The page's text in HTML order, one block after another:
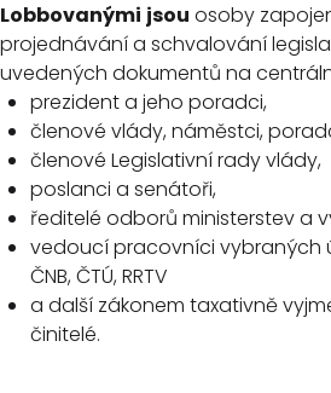
Lobbovanými jsou osoby
projednávání a schvalování
uvedených dokumentů na
prezident a jeho poradci,
členové vlády, náměstci,
členové Legislativní rady vlády,
poslanci a senátoři,
ředitelé odborů ministerstev a
vedoucí pracovníci vybraných
ČNB, ČTÚ, RRTV
a další zákonem taxativně
činitelé.